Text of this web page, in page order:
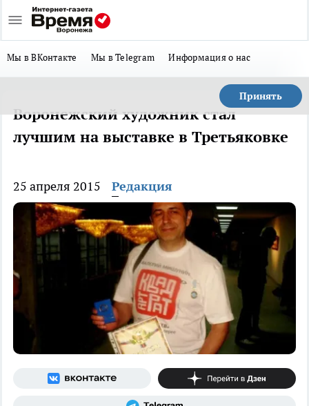
Мы в ВКонтакте Мы в Telegram Информация о нас
Принять
Воронежский художник стал
лучшим на выставке в Третьяковке
25 апреля 2015 Редакция